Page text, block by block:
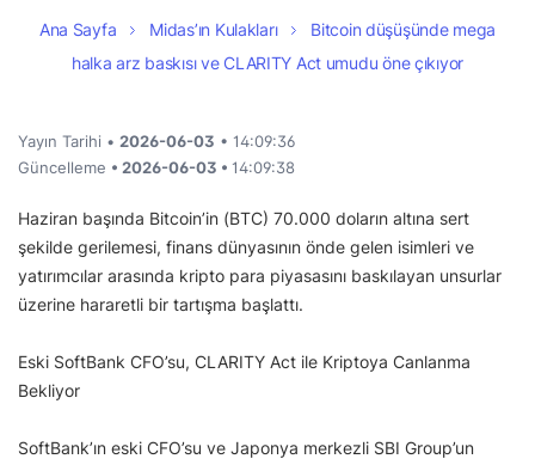
Ana Sayfa Midas’ın Kulakları
Bitcoin düşüşünde mega
halka arz baskısı ve CLARITY Act umudu öne çıkıyor
Yayın Tarihi • 2026-06-03 • 14:09:36
Güncelleme • 2026-06-03 • 14:09:38
Haziran başında Bitcoin’in (BTC) 70.000 doların altına sert
şekilde gerilemesi, finans dünyasının önde gelen isimleri ve
yatırımcılar arasında kripto para piyasasını baskılayan unsurlar
üzerine hararetli bir tartışma başlattı.
Eski SoftBank CFO’su, CLARITY Act ile Kriptoya Canlanma
Bekliyor
SoftBank’ın eski CFO’su ve Japonya merkezli SBI Group’un